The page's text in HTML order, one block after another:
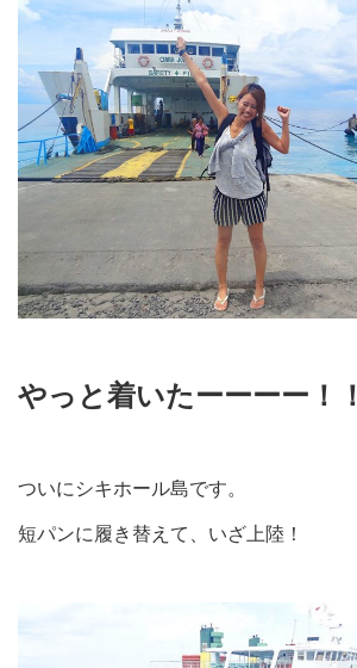
やっと着いたーーーー！！
ついにシキホール島です。
短パンに履き替えて、いざ上陸！